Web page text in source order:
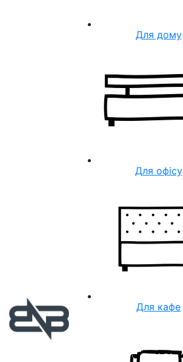
Для дому
Для офісу
Для кафе